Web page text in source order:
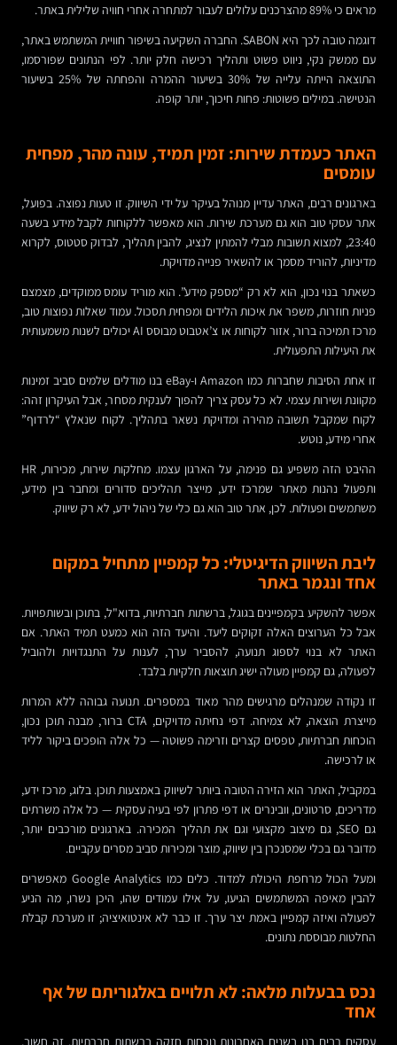
מראים כי 89% מהצרכנים עלולים לעבור למתחרה אחרי חוויה שלילית באתר.
דוגמה טובה לכך היא SABON. החברה השקיעה בשיפור חוויית המשתמש באתר,
עם ממשק נקי, ניווט פשוט ותהליך רכישה חלק יותר. לפי הנתונים שפורסמו,
התוצאה הייתה עלייה של 30% בשיעור ההמרה והפחתה של 25% בשיעור
הנטישה. במילים פשוטות: פחות חיכוך, יותר קופה.
האתר כעמדת שירות: זמין תמיד, עונה מהר, מפחית
עומסים
בארגונים רבים, האתר עדיין מנוהל בעיקר על ידי השיווק. זו טעות נפוצה. בפועל,
אתר עסקי טוב הוא גם מערכת שירות. הוא מאפשר ללקוחות לקבל מידע בשעה
23:40, למצוא תשובות מבלי להמתין לנציג, להבין תהליך, לבדוק סטטוס, לקרוא
מדיניות, להוריד מסמך או להשאיר פנייה מדויקת.
כשאתר בנוי נכון, הוא לא רק “מספק מידע”. הוא מוריד עומס ממוקדים, מצמצם
פניות חוזרות, משפר את איכות הלידים ומפחית תסכול. עמוד שאלות נפוצות טוב,
מרכז תמיכה ברור, אזור לקוחות או צ’אטבוט מבוסס AI יכולים לשנות משמעותית
את היעילות התפעולית.
זו אחת הסיבות שחברות כמו Amazon ו-eBay בנו מודלים שלמים סביב זמינות
מקוונת ושירות עצמי. לא כל עסק צריך להפוך לענקית מסחר, אבל העיקרון זהה:
לקוח שמקבל תשובה מהירה ומדויקת נשאר בתהליך. לקוח שנאלץ “לרדוף”
אחרי מידע, נוטש.
ההיבט הזה משפיע גם פנימה, על הארגון עצמו. מחלקות שירות, מכירות, HR
ותפעול נהנות מאתר שמרכז ידע, מייצר תהליכים סדורים ומחבר בין מידע,
משתמשים ופעולות. לכן, אתר טוב הוא גם כלי של ניהול ידע, לא רק שיווק.
ליבת השיווק הדיגיטלי: כל קמפיין מתחיל במקום
אחד ונגמר באתר
אפשר להשקיע בקמפיינים בגוגל, ברשתות חברתיות, בדוא"ל, בתוכן ובשותפויות.
אבל כל הערוצים האלה זקוקים ליעד. והיעד הזה הוא כמעט תמיד האתר. אם
האתר לא בנוי לספוג תנועה, להסביר ערך, לענות על התנגדויות ולהוביל
לפעולה, גם קמפיין מעולה ישיג תוצאות חלקיות בלבד.
זו נקודה שמנהלים מרגישים מהר מאוד במספרים. תנועה גבוהה ללא המרות
מייצרת הוצאה, לא צמיחה. דפי נחיתה מדויקים, CTA ברור, מבנה תוכן נכון,
הוכחות חברתיות, טפסים קצרים וזרימה פשוטה — כל אלה הופכים ביקור לליד
או לרכישה.
במקביל, האתר הוא הזירה הטובה ביותר לשיווק באמצעות תוכן. בלוג, מרכז ידע,
מדריכים, סרטונים, וובינרים או דפי פתרון לפי בעיה עסקית — כל אלה משרתים
גם SEO, גם מיצוב מקצועי וגם את תהליך המכירה. בארגונים מורכבים יותר,
מדובר גם בכלי שמסנכרן בין שיווק, מוצר ומכירות סביב מסרים עקביים.
ומעל הכול מרחפת היכולת למדוד. כלים כמו Google Analytics מאפשרים
להבין מאיפה המשתמשים הגיעו, על אילו עמודים שהו, היכן נשרו, מה הניע
לפעולה ואיזה קמפיין באמת יצר ערך. זו כבר לא אינטואיציה; זו מערכת קבלת
החלטות מבוססת נתונים.
נכס בבעלות מלאה: לא תלויים באלגוריתם של אף
אחד
עסקים רבים בנו בשנים האחרונות נוכחות חזקה ברשתות חברתיות. זה חשוב,